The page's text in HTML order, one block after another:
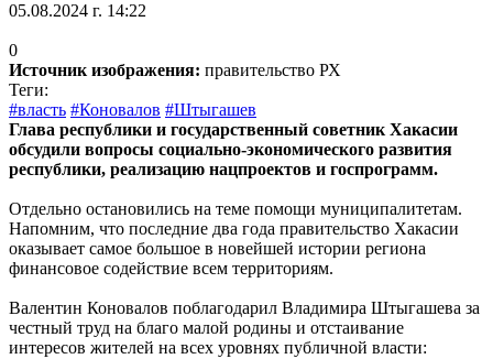
05.08.2024 г. 14:22
0
Источник изображения: правительство РХ
Теги:
#власть #Коновалов #Штыгашев
Глава республики и государственный советник Хакасии
обсудили вопросы социально-экономического развития
республики, реализацию нацпроектов и госпрограмм.
Отдельно остановились на теме помощи муниципалитетам.
Напомним, что последние два года правительство Хакасии
оказывает самое большое в новейшей истории региона
финансовое содействие всем территориям.
Валентин Коновалов поблагодарил Владимира Штыгашева за
честный труд на благо малой родины и отстаивание
интересов жителей на всех уровнях публичной власти: